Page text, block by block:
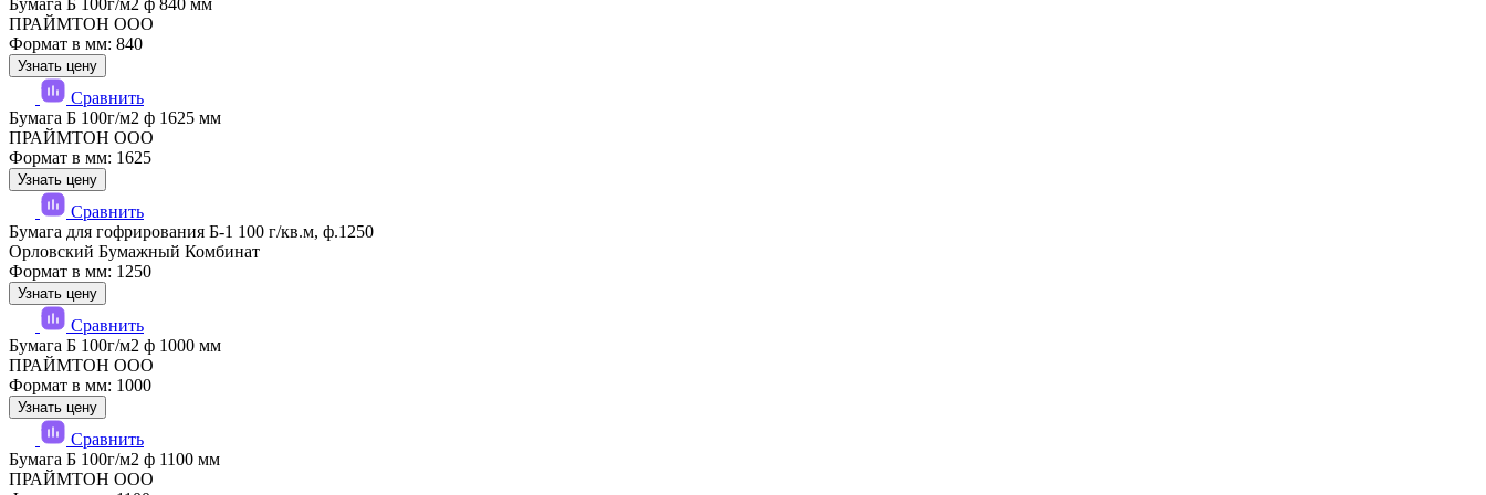
Бумага Б 100г/м2 ф 840 мм
ПРАЙМТОН ООО
Формат в мм: 840
Узнать цену
Сравнить
Бумага Б 100г/м2 ф 1625 мм
ПРАЙМТОН ООО
Формат в мм: 1625
Узнать цену
Сравнить
Бумага для гофрирования Б-1 100 г/кв.м, ф.1250
Орловский Бумажный Комбинат
Формат в мм: 1250
Узнать цену
Сравнить
Бумага Б 100г/м2 ф 1000 мм
ПРАЙМТОН ООО
Формат в мм: 1000
Узнать цену
Сравнить
Бумага Б 100г/м2 ф 1100 мм
ПРАЙМТОН ООО